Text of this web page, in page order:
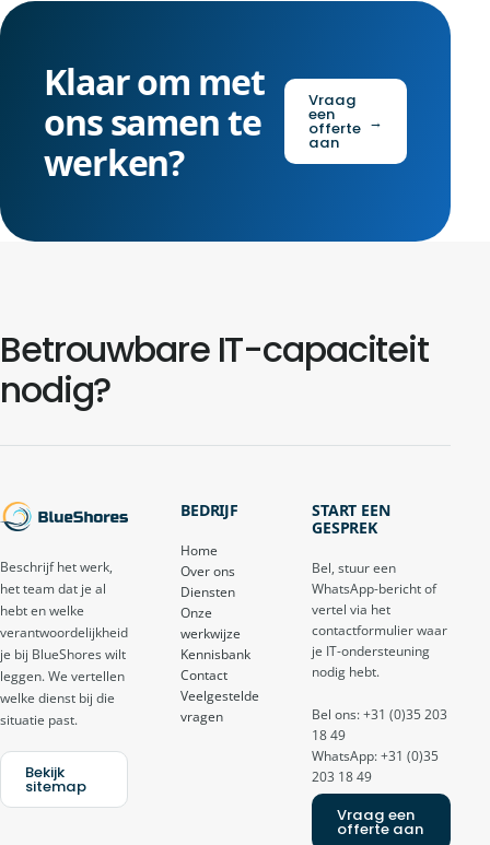
Klaar om met
ons samen te
werken?
Vraag
een
offerte
aan
→
Betrouwbare IT-capaciteit
nodig?
Beschrijf het werk,
het team dat je al
hebt en welke
verantwoordelijkheid
je bij BlueShores wilt
leggen. We vertellen
welke dienst bij die
situatie past.
Bekijk
sitemap
BEDRIJF
Home
Over ons
Diensten
Onze
werkwijze
Kennisbank
Contact
Veelgestelde
vragen
START EEN
GESPREK
Bel, stuur een
WhatsApp-bericht of
vertel via het
contactformulier waar
je IT-ondersteuning
nodig hebt.
Bel ons: +31 (0)35 203
18 49
WhatsApp: +31 (0)35
203 18 49
Vraag een
offerte aan